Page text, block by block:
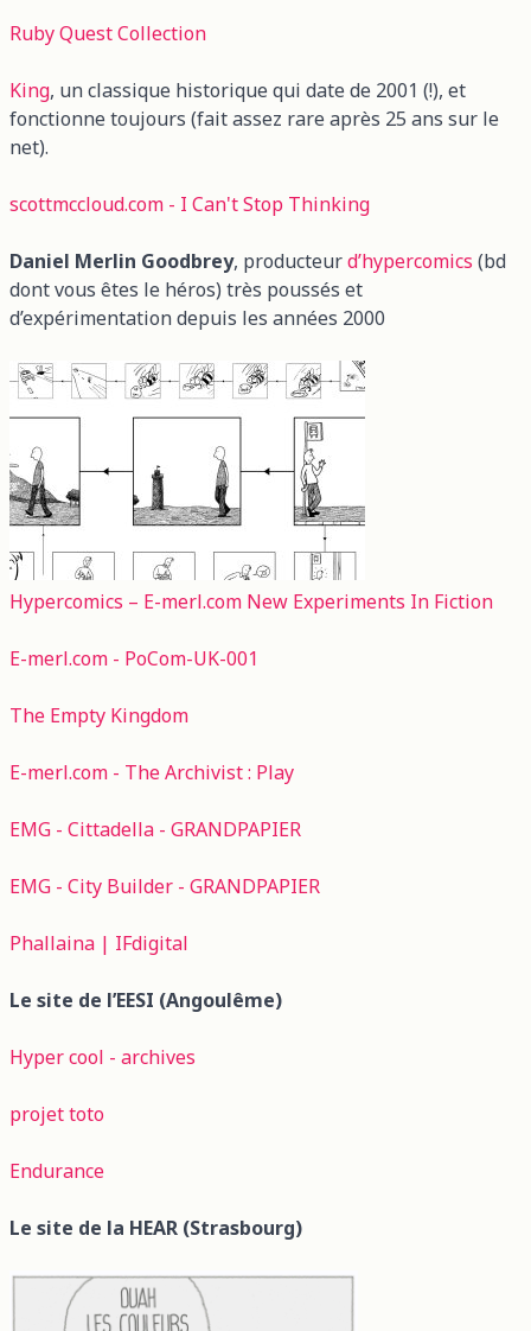
Ruby Quest Collection
King, un classique historique qui date de 2001 (!), et
fonctionne toujours (fait assez rare après 25 ans sur le
net).
scottmccloud.com - I Can't Stop Thinking
Daniel Merlin Goodbrey, producteurd’hypercomics (bd
dont vous êtes le héros) très poussés et
d’expérimentation depuis les années 2000
Hypercomics – E-merl.com New Experiments In Fiction
E-merl.com - PoCom-UK-001
The Empty Kingdom
E-merl.com - The Archivist : Play
EMG - Cittadella - GRANDPAPIER
EMG - City Builder - GRANDPAPIER
Phallaina | IFdigital
Le site de l’EESI (Angoulême)
Hyper cool - archives
projet toto
Endurance
Le site de la HEAR (Strasbourg)